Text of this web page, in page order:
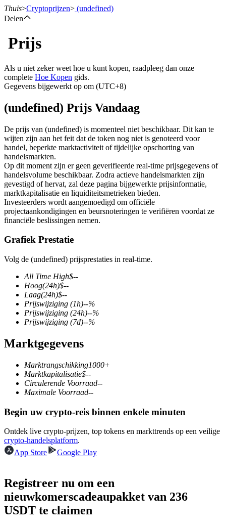
Termijncontracten
USDT-futures
Futures met USDT als onderpand
COIN-M-futures
Cryptocurrency-futures
TradFi
Derivaten voor aandelen, forex, edelmetalen en grondstoffen
USDC-futures
Thuis>Cryptoprijzen> (undefined)
Delen
Prijs
Als u niet zeker weet hoe u kunt kopen, raadpleeg dan onze
complete Hoe Kopen gids.
Gegevens bijgewerkt op om (UTC+8)
(undefined) Prijs Vandaag
De prijs van (undefined) is momenteel niet beschikbaar. Dit kan te
wijten zijn aan het feit dat de token nog niet is genoteerd voor
handel, beperkte marktactiviteit of tijdelijke opschorting van
handelsmarkten.
Op dit moment zijn er geen geverifieerde real-time prijsgegevens of
handelsvolume beschikbaar. Zodra actieve handelsmarkten zijn
gevestigd of hervat, zal deze pagina bijgewerkte prijsinformatie,
marktkapitalisatie en liquiditeitsmetrieken bieden.
Investeerders wordt aangemoedigd om officiële
projectaankondigingen en beursnoteringen te verifiëren voordat ze
financiële beslissingen nemen.
Grafiek Prestatie
Volg de (undefined) prijsprestaties in real-time.
All Time High$--
Hoog(24h)$--
Laag(24h)$--
Prijswijziging (1h)--%
Prijswijziging (24h)--%
Prijswijziging (7d)--%
Marktgegevens
Marktrangschikking1000+
Marktkapitalisatie$--
Circulerende Voorraad--
Maximale Voorraad--
Begin uw crypto-reis binnen enkele minuten
Ontdek live crypto-prijzen, top tokens en markttrends op een veilige
crypto-handelsplatform.
App Store
Google Play
Registreer nu om een
nieuwkomerscadeaupakket van 236
USDT te claimen